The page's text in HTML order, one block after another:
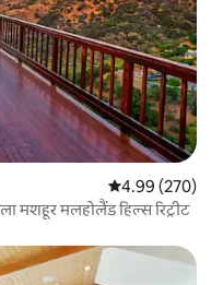
औसत रेटिंग 5 में से
4.99 (270)
मशहूर मलहोलैंड हिल्स रिट्रीट